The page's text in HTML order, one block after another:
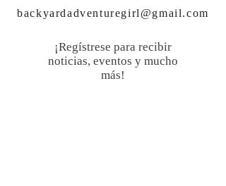
backyardadventuregirl@gmail.com
¡Regístrese para recibir
noticias, eventos y mucho
más!